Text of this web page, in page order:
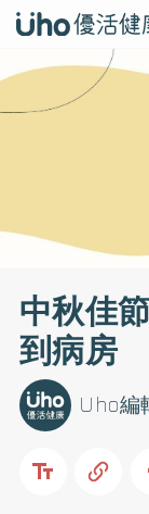
中秋佳
到病房
Uho編